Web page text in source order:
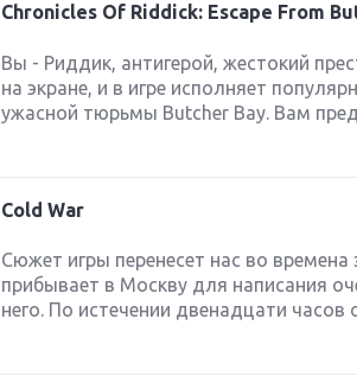
Chronicles Of Riddick: Escape From
Вы - Риддик, антигерой, жестокий
на экране, и в игре исполняет
ужасной тюрьмы Butcher Bay. Вам
Cold War
Сюжет игры перенесет нас во
прибывает в Москву для написания
него. По истечении двенадцати часов